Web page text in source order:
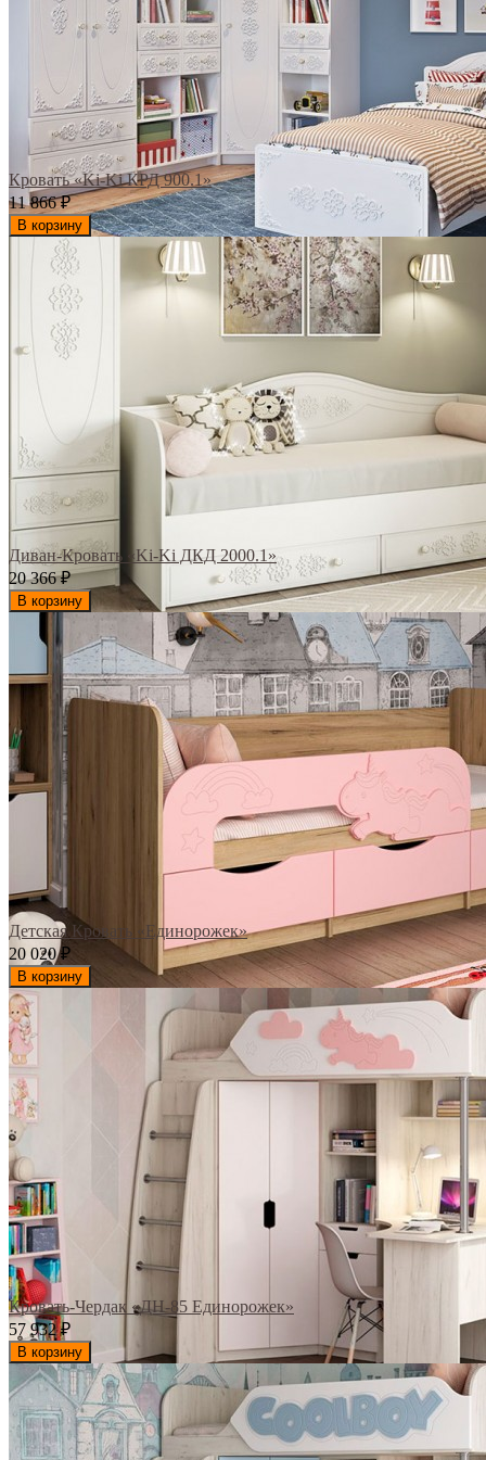
Кровать «Ki-Ki КРД 900.1»
11 866₽
В корзину
Диван-Кровать «Ki-Ki ДКД 2000.1»
20 366₽
В корзину
Детская Кровать «Единорожек»
20 020₽
В корзину
Кровать-Чердак «ДН-85 Единорожек»
57 932₽
В корзину